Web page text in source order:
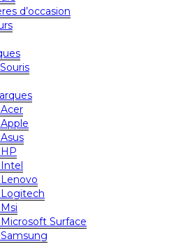
d’occasion
Surface